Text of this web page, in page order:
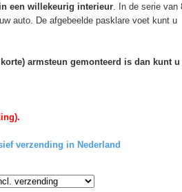
in een willekeurig interieur. In de serie van
auto. De afgebeelde pasklare voet kunt u
armsteun gemonteerd is dan kunt u
verzending in Nederland